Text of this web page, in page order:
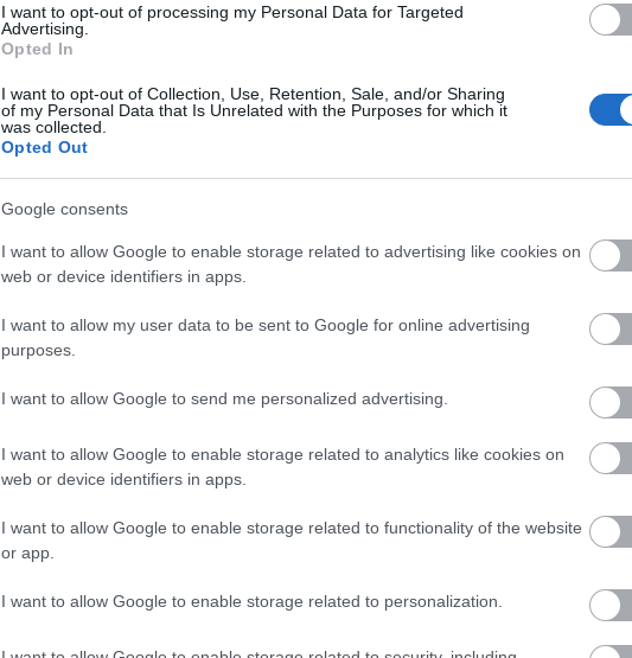
I want to opt-out of processing my Personal Data for Targeted
Advertising.
Opted In
I want to opt-out of Collection, Use, Retention, Sale, and/or Sharing
of my Personal Data that Is Unrelated with the Purposes for which it
was collected.
Opted Out
Google consents
I want to allow Google to enable storage related to advertising like cookies on
web or device identifiers in apps.
I want to allow my user data to be sent to Google for online advertising
purposes.
I want to allow Google to send me personalized advertising.
I want to allow Google to enable storage related to analytics like cookies on
web or device identifiers in apps.
I want to allow Google to enable storage related to functionality of the website
or app.
I want to allow Google to enable storage related to personalization.